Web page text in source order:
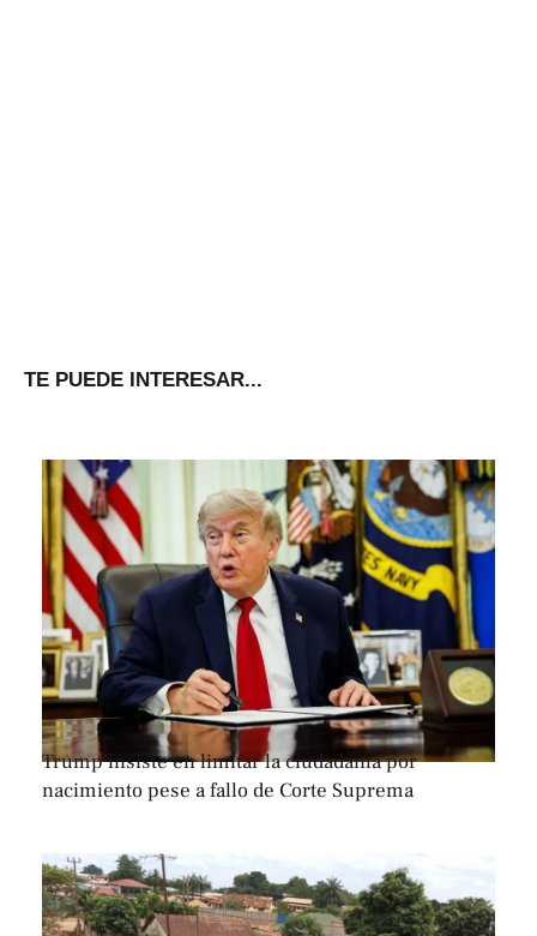
TE PUEDE INTERESAR...
Trump insiste en limitar la ciudadanía por
nacimiento pese a fallo de Corte Suprema